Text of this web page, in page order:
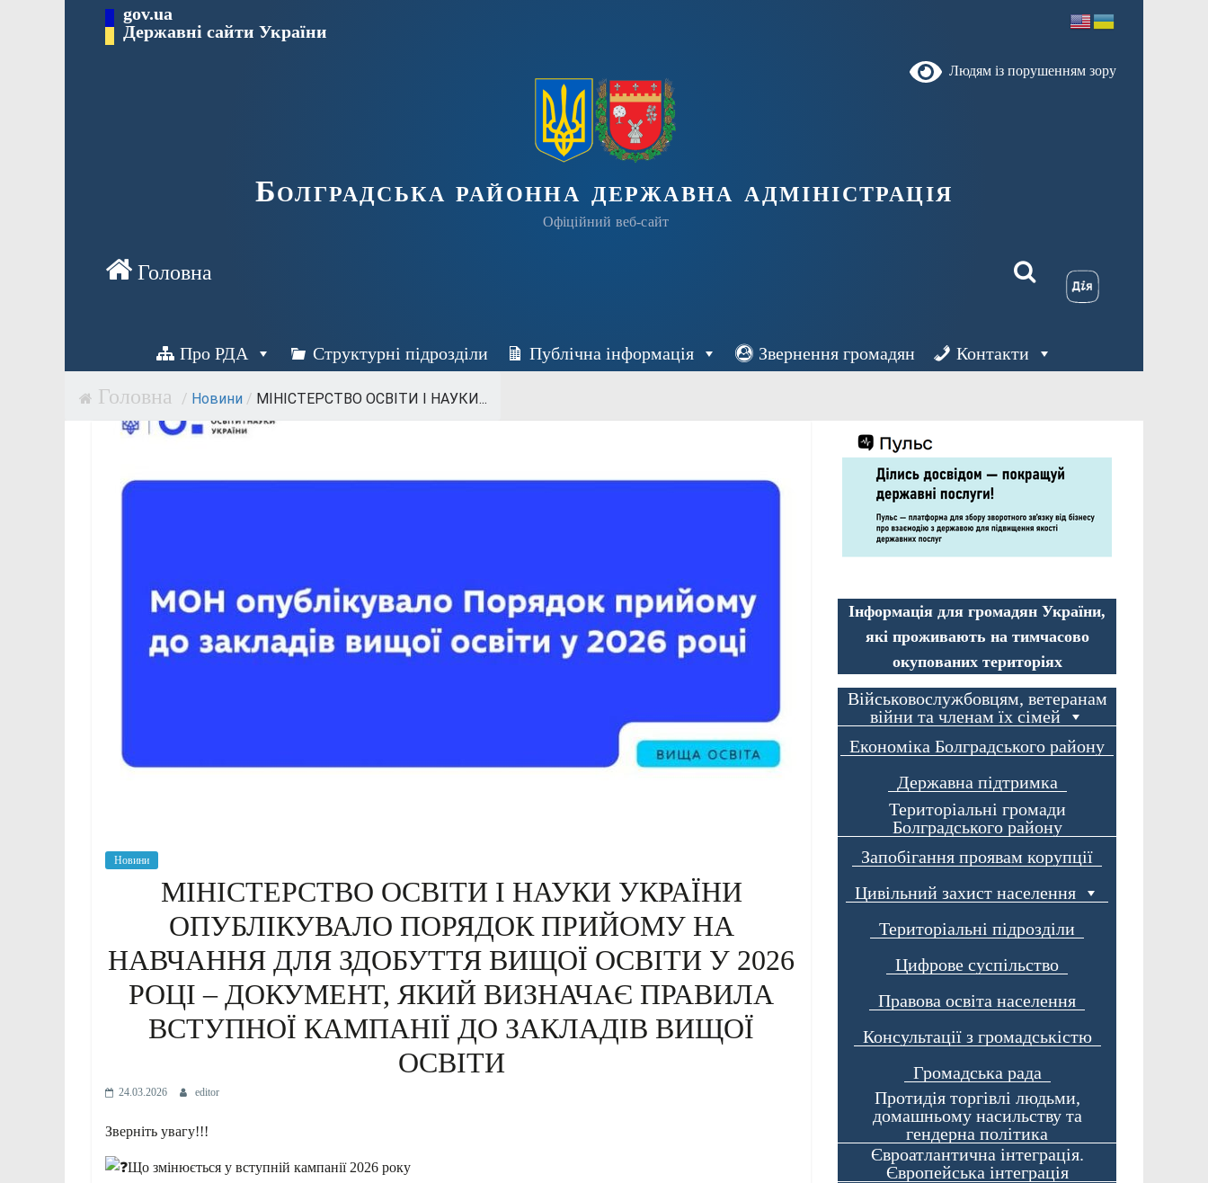
Перейти gov.ua
Державні сайти України
Людям із порушенням зору
Болградська районна державна адміністрація
Офіційний веб-сайт
Про РДА Структурні підрозділи Публічна інформація Звернення громадян Контакти
/ Новини / МІНІСТЕРСТВО ОСВІТИ І НАУКИ...
Новини
МІНІСТЕРСТВО ОСВІТИ І НАУКИ УКРАЇНИ
ОПУБЛІКУВАЛО ПОРЯДОК ПРИЙОМУ НА
НАВЧАННЯ ДЛЯ ЗДОБУТТЯ ВИЩОЇ ОСВІТИ У 2026
РОЦІ – ДОКУМЕНТ, ЯКИЙ ВИЗНАЧАЄ ПРАВИЛА
ВСТУПНОЇ КАМПАНІЇ ДО ЗАКЛАДІВ ВИЩОЇ
ОСВІТИ
24.03.2026 editor
Зверніть увагу!!!
Що змінюється у вступній кампанії 2026 року
Інформація для громадян України,
які проживають на тимчасово
окупованих територіях
Військовослужбовцям, ветеранам
війни та членам їх сімей
Економіка Болградського району
Державна підтримка
Територіальні громади
Болградського району
Запобігання проявам корупції
Цивільний захист населення
Територіальні підрозділи
Цифрове суспільство
Правова освіта населення
Консультації з громадськістю
Громадська рада
Протидія торгівлі людьми,
домашньому насильству та
гендерна політика
Євроатлантична інтеграція.
Європейська інтеграція